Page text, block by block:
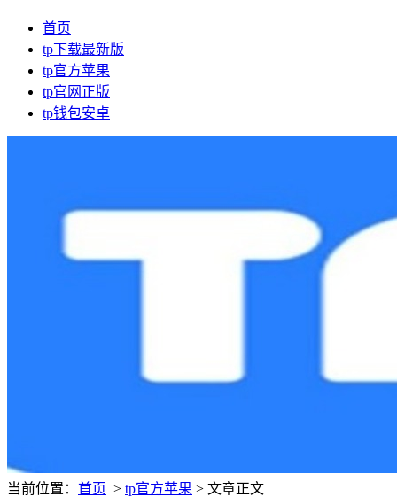
首页
tp下载最新版
tp官方苹果
tp官网正版
tp钱包安卓
当前位置： 首页 > tp官方苹果 > 文章正文